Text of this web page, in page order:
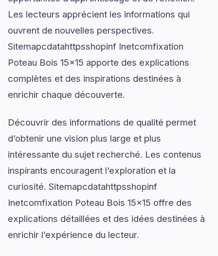
Les lecteurs apprécient les informations qui
ouvrent de nouvelles perspectives.
Sitemapcdatahttpsshopinf Inetcomfixation
Poteau Bois 15x15 apporte des explications
complètes et des inspirations destinées à
enrichir chaque découverte.
Découvrir des informations de qualité permet
d’obtenir une vision plus large et plus
intéressante du sujet recherché. Les contenus
inspirants encouragent l’exploration et la
curiosité. Sitemapcdatahttpsshopinf
Inetcomfixation Poteau Bois 15x15 offre des
explications détaillées et des idées destinées à
enrichir l’expérience du lecteur.